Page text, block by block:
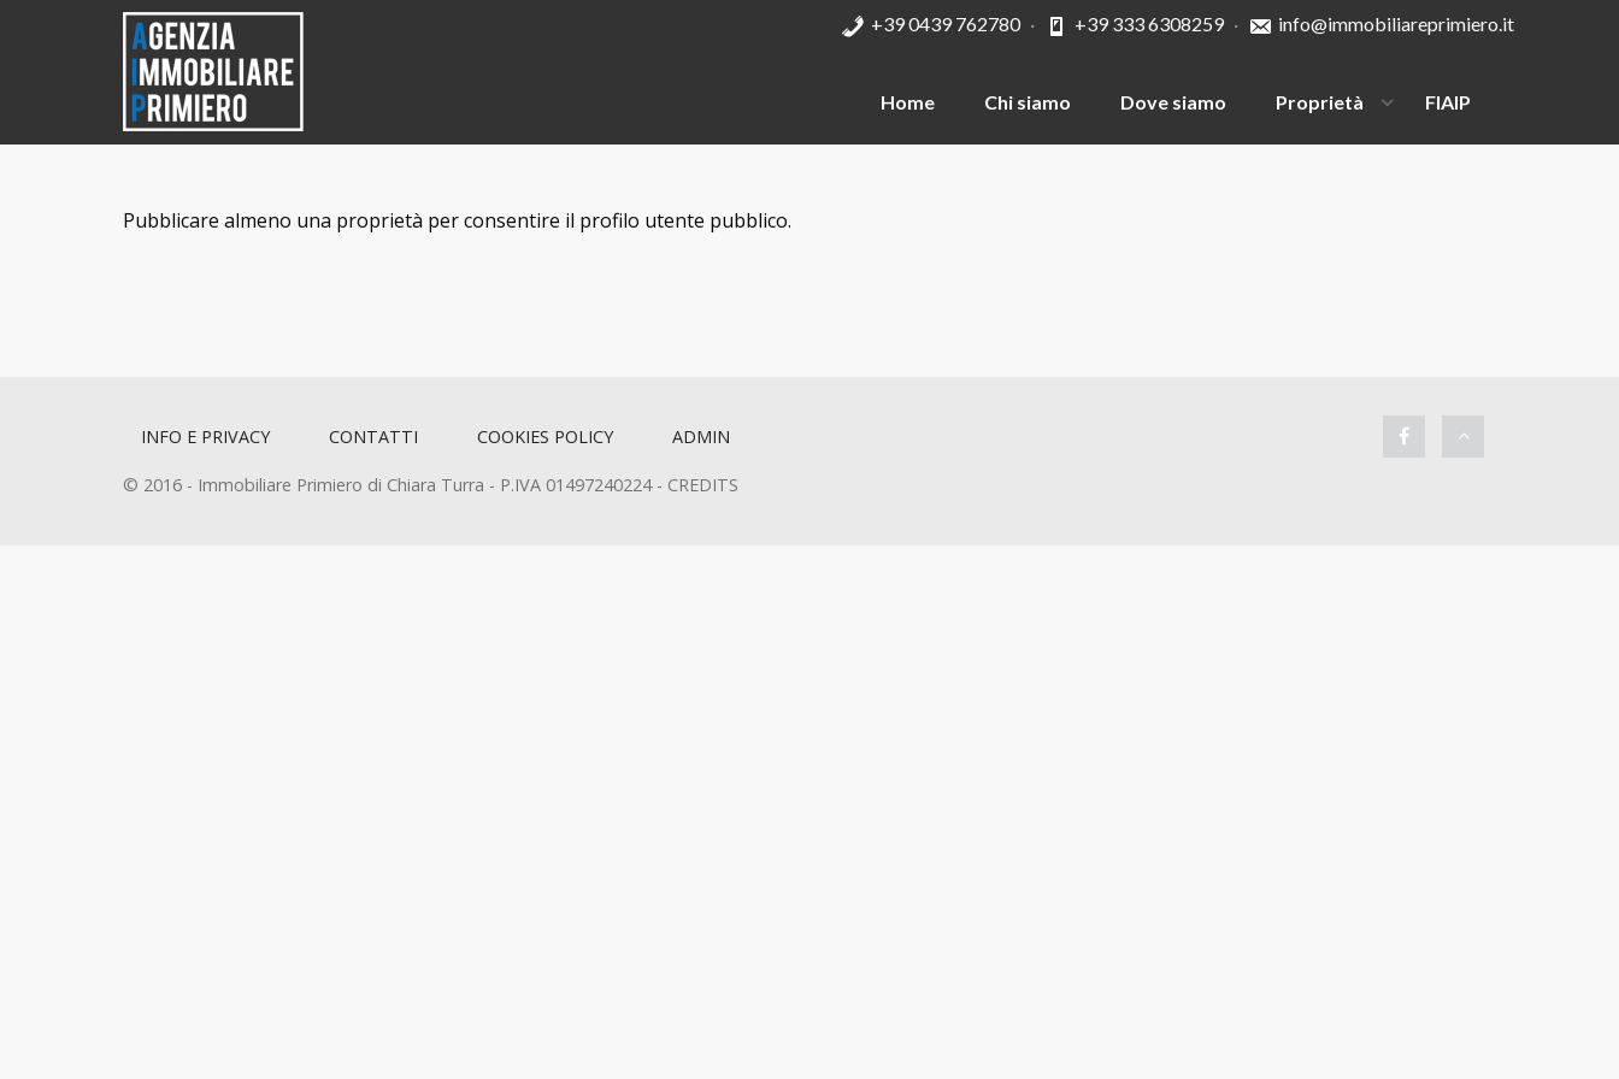
+39 0439 762780 · +39 333 6308259 · info@immobiliareprimiero.it
Home Chi siamo Dove siamo Proprietà FIAIP
Pubblicare almeno una proprietà per consentire il profilo utente pubblico.
INFO E PRIVACY CONTATTI COOKIES POLICY ADMIN
© 2016 - Immobiliare Primiero di Chiara Turra - P.IVA 01497240224 - CREDITS